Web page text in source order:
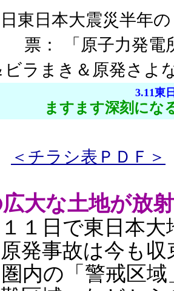
日東日本大震災半年
票：
「原子力発
ビラまき＆原発さよ
3.11東
ますます深刻にな
＜チラシ表ＰＤＦ＞
大な土地が放
１日で東日本大
発事故は今も
内の「警戒区